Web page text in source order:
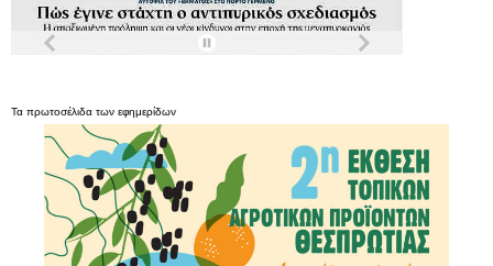
Τα πρωτοσέλιδα των εφημερίδων